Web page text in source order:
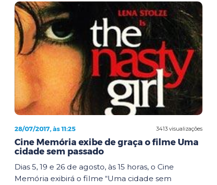
3413 visualizações
28/07/2017, às 11:25
Cine Memória exibe de graça o filme Uma
cidade sem passado
Dias 5, 19 e 26 de agosto, às 15 horas, o Cine
Memória exibirá o filme “Uma cidade sem